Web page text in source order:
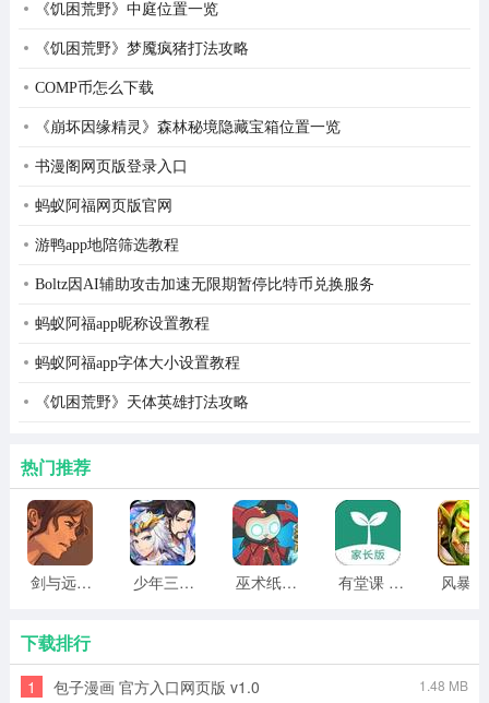
宗师之上游戏集锦
1、0元，领独家取经时装，全网限定。
2、0元，购买最高价值600元游戏道具。
3、0元，领取300抽，狂抽不停。
4、6元，首月月卡，交个朋友。
《饥困荒野》中庭位置一览
《饥困荒野》梦魇疯猪打法攻略
COMP币怎么下载
《崩坏因缘精灵》森林秘境隐藏宝箱位置一览
书漫阁网页版登录入口
蚂蚁阿福网页版官网
游鸭app地陪筛选教程
Boltz因AI辅助攻击加速无限期暂停比特币兑换服务
蚂蚁阿福app昵称设置教程
蚂蚁阿福app字体大小设置教程
《饥困荒野》天体英雄打法攻略
热门推荐
剑与远行人全角色版 vv1.14 少年三国志2无限元宝版最新版 vv5.3.9 巫术纸牌游戏 vv1.1.14 有堂课 v1.2.2
下载排行
1 包子漫画 官方入口网页版 v1.0 1.48 MB